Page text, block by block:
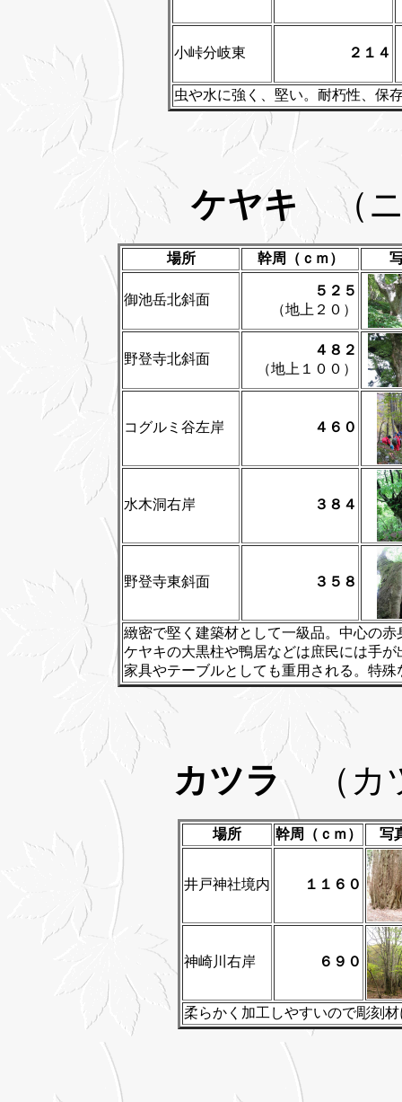
小峠分岐東 ２１４
虫や水に強く、堅い。耐朽性、保
ケヤキ （
場所 幹周（ｃｍ）
御池岳北斜面
５２５
（地上２０）
野登寺北斜面
４８２
（地上１００）
コグルミ谷左岸 ４６０
水木洞右岸 ３８４
野登寺東斜面 ３５８
緻密で堅く建築材として一級品。中心の
ケヤキの大黒柱や鴨居などは庶民には手
家具やテーブルとしても重用される。特
カツラ （カ
場所 幹周（ｃｍ） 写
井戸神社境内 １１６０
神崎川右岸 ６９０
柔らかく加工しやすいので彫刻